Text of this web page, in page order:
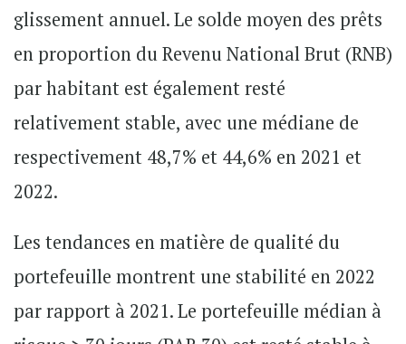
glissement annuel. Le solde moyen des prêts
en proportion du Revenu National Brut (RNB)
par habitant est également resté
relativement stable, avec une médiane de
respectivement 48,7% et 44,6% en 2021 et
2022.
Les tendances en matière de qualité du
portefeuille montrent une stabilité en 2022
par rapport à 2021. Le portefeuille médian à